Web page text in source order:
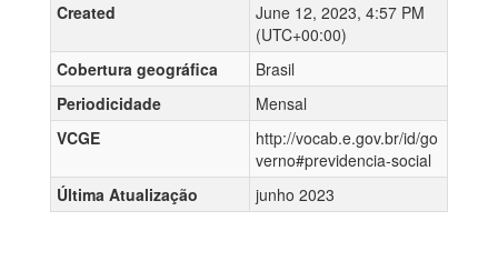
Created
June 12, 2023, 4:57 PM
(UTC+00:00)
Cobertura geográfica
Brasil
Periodicidade
Mensal
VCGE
http://vocab.e.gov.br/id/go
verno#previdencia-social
Última Atualização
junho 2023